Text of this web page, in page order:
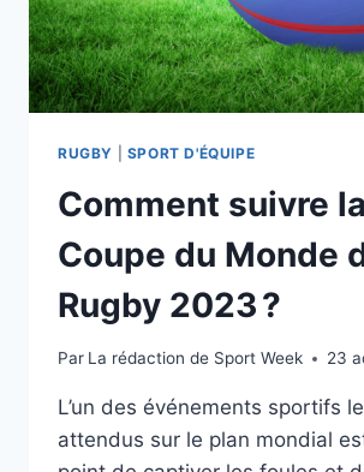
RUGBY SPORT D'ÉQUIPE
Comment suivre la
Coupe du Monde
Rugby 2023 ?
Par La rédaction de Sport Week 23
L’un des événements sportifs
attendus sur le plan mondial